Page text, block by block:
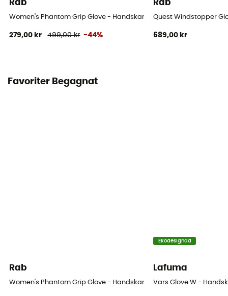
Rab
Women's Phantom Grip Glove - Handskar - Dam
279,00 kr 499,00 kr -44%
Rab
Quest Windstopper
689,00 kr
Favoriter Begagnat
Rab
Women's Phantom Grip Glove - Handskar - Dam
Ekodesignad
Lafuma
Vars Glove W -